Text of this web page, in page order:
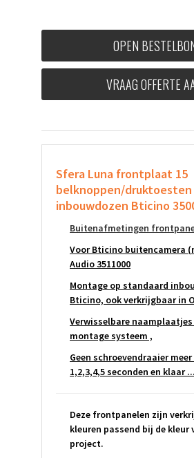
OPEN
VRAAG OFFERTE
Sfera Luna frontplaat 15
belknoppen/druktoesten
inbouwdozen Bticino
Buitenafmetingen
Voor Bticino buitencamera
Audio 3511000
Montage op standaard
Bticino, ook verkrijgbaar in
Verwisselbare
montage systeem ,
Geen schroevendraaier
1,2,3,4,5 seconden en klaar
Deze frontpanelen zijn
kleuren passend bij de kleur
project.